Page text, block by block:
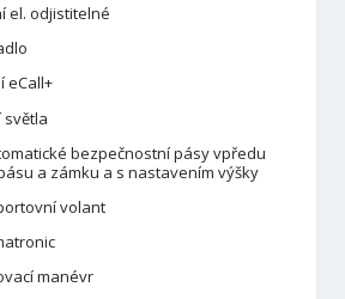
el. odjistitelné
eCall+
světla
bezpečnostní pásy vpředu
a zámku a s nastavením výšky
volant
manévr